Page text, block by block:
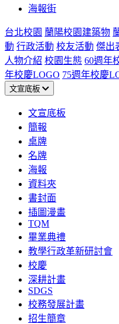
海報街
台北校園 蘭陽校園建築物
動 行政活動 校友活動 傑出
人物介紹 校園生態 60週年
年校慶LOGO 75週年校慶
文宣底板
文宣底板
簡報
桌牌
名牌
海報
資料夾
書封面
插圖漫畫
TQM
畢業典禮
教學行政革新研討會
校慶
深耕計畫
SDGS
校務發展計畫
招生簡章